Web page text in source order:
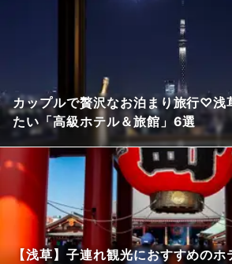
カップルで贅沢なお泊まり旅行♡浅
たい「高級ホテル＆旅館」6選
【浅草】子連れ観光におすすめの